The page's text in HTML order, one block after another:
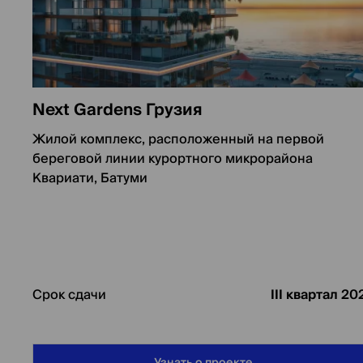
Next Gardens Грузия
Жилой комплекс, расположенный на первой
береговой линии курортного микрорайона
Квариати, Батуми
Срок сдачи III квартал